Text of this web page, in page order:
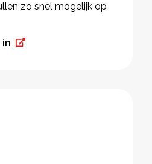
zo snel mogelijk op